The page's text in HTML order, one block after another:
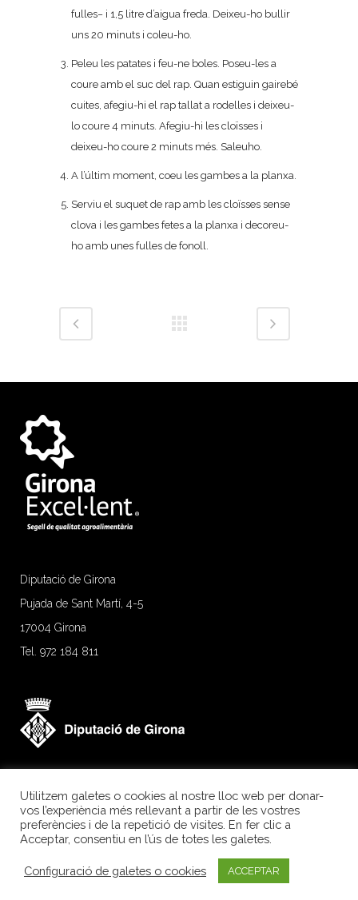
fulles− i 1,5 litre d’aigua freda. Deixeu-ho bullir
uns 20 minuts i coleu-ho.
Peleu les patates i feu-ne boles. Poseu-les a
coure amb el suc del rap. Quan estiguin gairebé
cuites, afegiu-hi el rap tallat a rodelles i deixeu-
lo coure 4 minuts. Afegiu-hi les cloïsses i
deixeu-ho coure 2 minuts més. Saleuho.
A l’últim moment, coeu les gambes a la planxa.
Serviu el suquet de rap amb les cloïsses sense
clova i les gambes fetes a la planxa i decoreu-
ho amb unes fulles de fonoll.
Diputació de Girona
Pujada de Sant Martí, 4-5
17004 Girona
Tel. 972 184 811
Girona Excel·lent.Segell de qualitat agroalimentària.
Utilitzem galetes o cookies al nostre lloc web per donar-
vos l’experiència més rellevant a partir de les vostres
preferències i de la repetició de visites. En fer clic a
Acceptar, consentiu en l’ús de totes les galetes.
Configuració de galetes o cookies ACCEPTAR